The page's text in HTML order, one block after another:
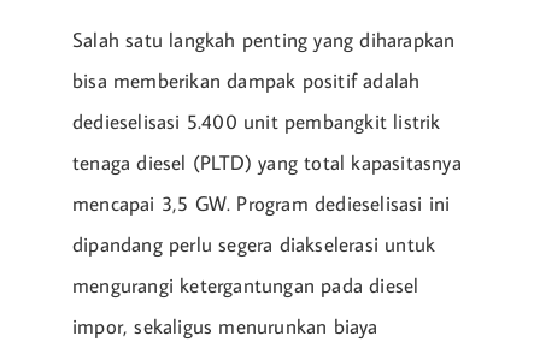
Salah satu langkah penting yang diharapkan
bisa memberikan dampak positif adalah
dedieselisasi 5.400 unit pembangkit listrik
tenaga diesel (PLTD) yang total kapasitasnya
mencapai 3,5 GW. Program dedieselisasi ini
dipandang perlu segera diakselerasi untuk
mengurangi ketergantungan pada diesel
impor, sekaligus menurunkan biaya